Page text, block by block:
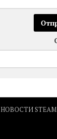
НОВОСТИ STEAM